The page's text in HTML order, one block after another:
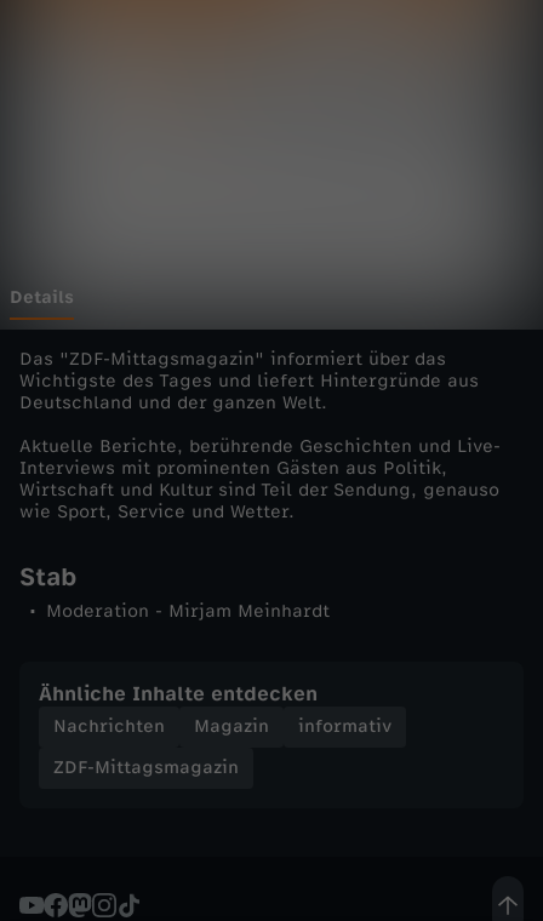
a
g
a
z
n
Z
D
-
Details
Das "ZDF-Mittagsmagazin" informiert über das
Wichtigste des Tages und liefert Hintergründe aus
Deutschland und der ganzen Welt.
Aktuelle Berichte, berührende Geschichten und Live-
Interviews mit prominenten Gästen aus Politik,
Wirtschaft und Kultur sind Teil der Sendung, genauso
wie Sport, Service und Wetter.
Stab
Moderation - Mirjam Meinhardt
Ähnliche Inhalte entdecken
Nachrichten Magazin
informativ
ZDF-Mittagsmagazin